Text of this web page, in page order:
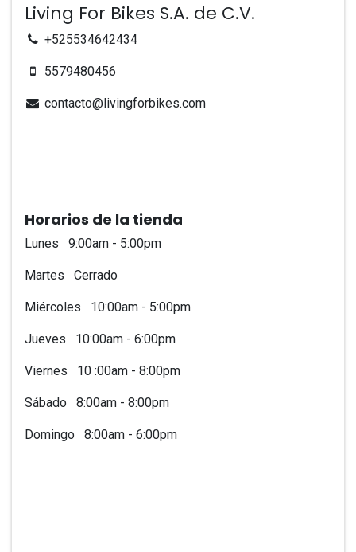
Living For Bikes S.A. de C.V.
+525534642434
5579480456
contacto@livingforbikes.com
​Horarios de la tienda
Lunes 9:00am - 5:00pm
Martes Cerrado
Miércoles 10:00am - 5:00pm
Jueves 10:00am - 6:00pm
Viernes 10 :00am - 8:00pm
Sábado 8:00am - 8:00pm
Domingo 8:00am - 6:00pm